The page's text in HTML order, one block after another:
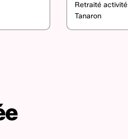
Retraité
Tanaron